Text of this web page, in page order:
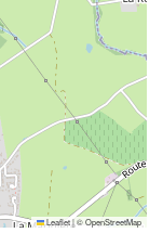
Leaflet|©OpenStreetMap